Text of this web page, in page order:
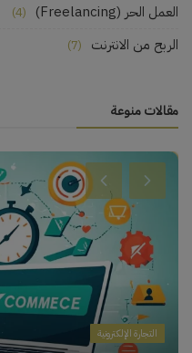
العمل الحر (Freelancing) (4)
الربح من الانترنت (7)
مقالات منوعة
التجارة الإلكترونية